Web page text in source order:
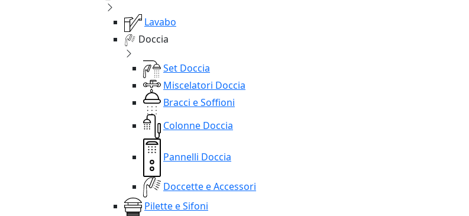
Lavabo
Doccia
Set Doccia
Miscelatori Doccia
Bracci e Soffioni
Colonne Doccia
Pannelli Doccia
Doccette e Accessori
Pilette e Sifoni